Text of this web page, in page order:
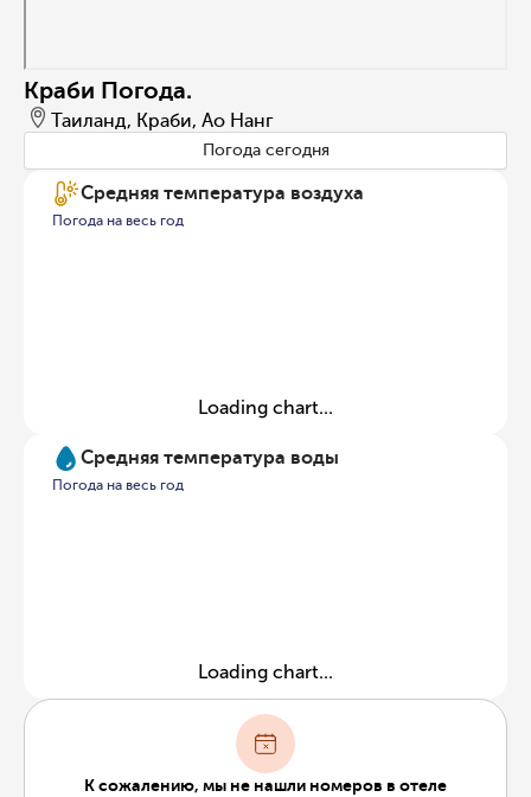
Краби Погода.
Таиланд, Краби, Ао Нанг
Погода сегодня
Средняя температура воздуха
Погода на весь год
Loading chart...
Средняя температура воды
Погода на весь год
Loading chart...
К сожалению, мы не нашли номеров в отеле